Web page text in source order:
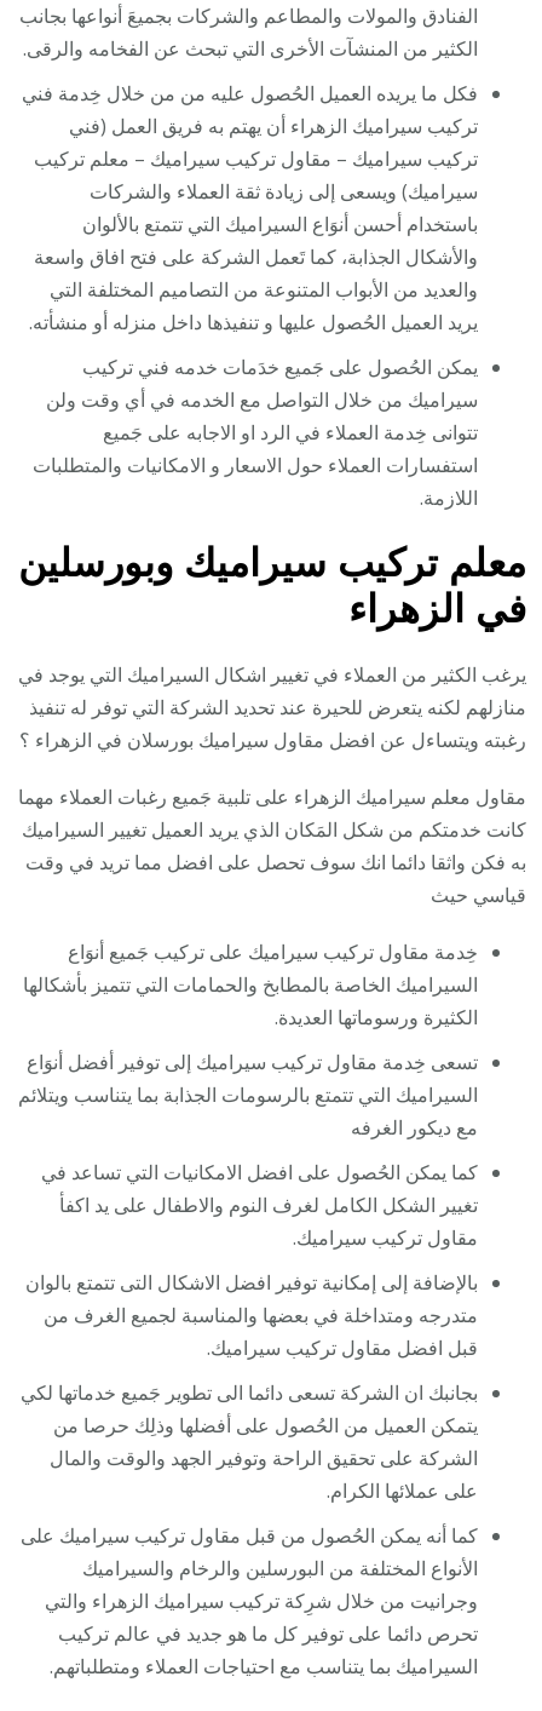
الفنادق والمولات والمطاعم والشركات بجميعَ أنواعها بجانب
الكثير من المنشآت الأخرى التي تبحث عن الفخامه والرقى.
فكل ما يريده العميل الحُصول عليه من من خلال خِدمة فني
تركيب سيراميك الزهراء أن يهتم به فريق العمل (فني
تركيب سيراميك – مقاول تركيب سيراميك – معلم تركيب
سيراميك) ويسعى إلى زيادة ثقة العملاء والشركات
باستخدام أحسن أنوَاع السيراميك التي تتمتع بالألوان
والأشكال الجذابة، كما تَعمل الشركة على فتح افاق واسعة
والعديد من الأبواب المتنوعة من التصاميم المختلفة التي
يريد العميل الحُصول عليها و تنفيذها داخل منزله أو منشأته.
يمكن الحُصول على جَميع خدَمات خدمه فني تركيب
سيراميك من خلال التواصل مع الخدمه في أي وقت ولن
تتوانى خِدمة العملاء في الرد او الاجابه على جَميع
استفسارات العملاء حول الاسعار و الامكانيات والمتطلبات
اللازمة.
معلم تركيب سيراميك وبورسلين
في الزهراء
يرغب الكثير من العملاء في تغيير اشكال السيراميك التي يوجد في
منازلهم لكنه يتعرض للحيرة عند تحديد الشركة التي توفر له تنفيذ
رغبته ويتساءل عن افضل مقاول سيراميك بورسلان في الزهراء ؟
مقاول معلم سيراميك الزهراء على تلبية جَميع رغبات العملاء مهما
كانت خدمتكم من شكل المَكان الذي يريد العميل تغيير السيراميك
به فكن واثقا دائما انك سوف تحصل على افضل مما تريد في وقت
قياسي حيث
خِدمة مقاول تركيب سيراميك على تركيب جَميع أنوَاع
السيراميك الخاصة بالمطابخ والحمامات التي تتميز بأشكالها
الكثيرة ورسوماتها العديدة.
تسعى خِدمة مقاول تركيب سيراميك إلى توفير أفضل أنوَاع
السيراميك التي تتمتع بالرسومات الجذابة بما يتناسب ويتلائم
مع ديكور الغرفه
كما يمكن الحُصول على افضل الامكانيات التي تساعد في
تغيير الشكل الكامل لغرف النوم والاطفال على يد اكفأ
مقاول تركيب سيراميك.
بالإضافة إلى إمكانية توفير افضل الاشكال التى تتمتع بالوان
متدرجه ومتداخلة في بعضها والمناسبة لجميع الغرف من
قبل افضل مقاول تركيب سيراميك.
بجانبك ان الشركة تسعى دائما الى تطوير جَميع خدماتها لكي
يتمكن العميل من الحُصول على أفضلها وذلِك حرصا من
الشركة على تحقيق الراحة وتوفير الجهد والوقت والمال
على عملائها الكرام.
كما أنه يمكن الحُصول من قبل مقاول تركيب سيراميك على
الأنواع المختلفة من البورسلين والرخام والسيراميك
وجرانيت من خلال شرِكة تركيب سيراميك الزهراء والتي
تحرص دائما على توفير كل ما هو جديد في عالم تركيب
السيراميك بما يتناسب مع احتياجات العملاء ومتطلباتهم.